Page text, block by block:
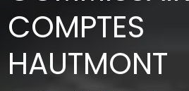
COMPTES
HAUTMONT